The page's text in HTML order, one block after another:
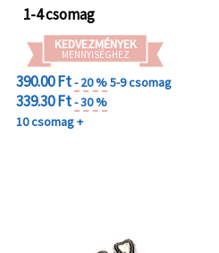
1-4 csomag
KEDVEZMÉNYEK
MENNYISÉGHEZ
390.00 Ft- 20 %5-9 csomag
339.30 Ft- 30 %
10 csomag +